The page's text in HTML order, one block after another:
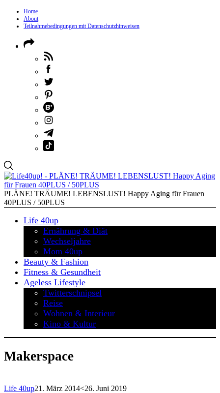
Home
About
Teilnahmebedingungen mit Datenschutzhinweisen
PLÄNE! TRÄUME! LEBENSLUST! Happy Aging für Frauen
40PLUS / 50PLUS
Life 40up
Ernährung & Diät
Wechseljahre
Mom 40up
Beauty & Fashion
Fitness & Gesundheit
Ageless Lifestyle
Twitterschnipsel
Reise
Wohnen & Interieur
Kino & Kultur
Makerspace
Life 40up21. März 2014<26. Juni 2019